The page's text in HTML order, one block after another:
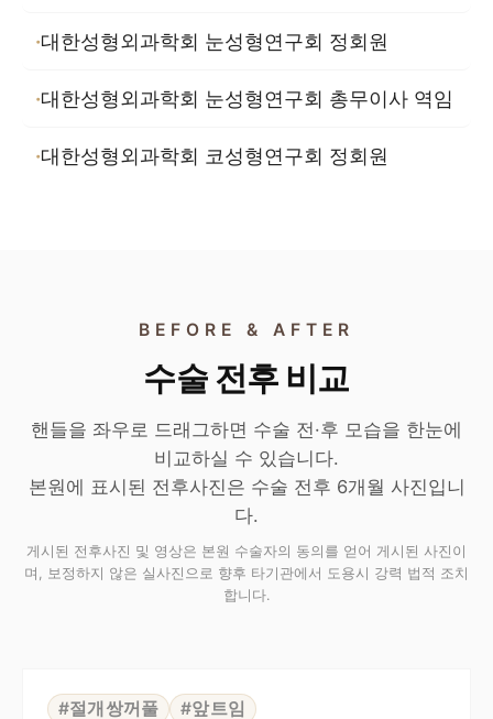
대한성형외과학회 눈성형연구회 정회원
대한성형외과학회 눈성형연구회 총무이사 역임
대한성형외과학회 코성형연구회 정회원
BEFORE & AFTER
수술 전후 비교
핸들을 좌우로 드래그하면 수술 전·후 모습을 한눈에
비교하실 수 있습니다.
본원에 표시된 전후사진은 수술 전후 6개월 사진입니
다.
게시된 전후사진 및 영상은 본원 수술자의 동의를 얻어 게시된 사진이
며, 보정하지 않은 실사진으로 향후 타기관에서 도용시 강력 법적 조치
합니다.
BEFORE
#절개쌍꺼풀 #앞트임